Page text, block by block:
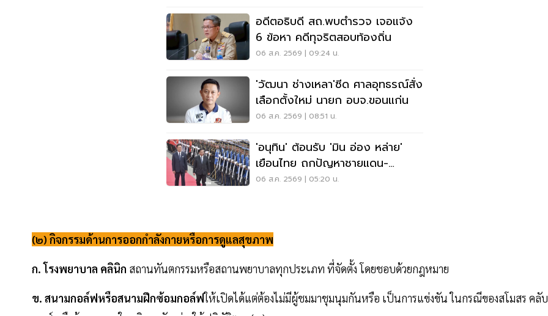
อดีตอธิบดี สถ.พบตำรวจ เจอแจ้ง
6 ข้อหา คดีทุจริตสอบท้องถิ่น
06 ส.ค. 2569 | 09:24 น.
'วัฒนา ช่างเหลา'ซีด ศาลอุทธรณ์สั่ง
เลือกตั้งใหม่ นายก อบจ.ขอนแก่น
06 ส.ค. 2569 | 08:51 น.
'อนุทิน' ต้อนรับ 'มิน อ่อง หล่าย'
เยือนไทย ถกปัญหาชายแดน-
พลังงาน-การค้า
06 ส.ค. 2569 | 05:20 น.
(๒) กิจกรรมด้านการออกกําลังกายหรือการดูแลสุขภาพ
ก. โรงพยาบาล คลินิก สถานทันตกรรมหรือสถานพยาบาลทุกประเภท ที่จัดตั้ง โดยชอบด้วยกฎหมาย
ข. สนามกอล์ฟหรือสนามฝึกซ้อมกอล์ฟให้เปิดได้แต่ต้องไม่มีผู้ชมมาชุมนุมกันหรือ เป็นการแข่งขัน ในกรณีของสโมสร คลับ